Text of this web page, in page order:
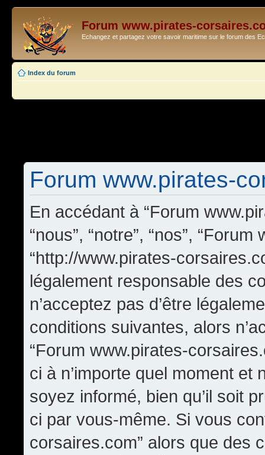
Forum www.pirates-
Echangez et partagez votre savoir maritime sur le forum des
Index du forum
Forum www.pirates-
En accédant à “Forum
“nous”, “notre”, “nos”,
“http://www.pirates-
légalement responsable des
n’acceptez pas d’être
conditions suivantes, alors
“Forum www.pirates-
ci à n’importe quel moment
soyez informé, bien qu’il soit
ci par vous-même. Si vous
corsaires.com” alors que des